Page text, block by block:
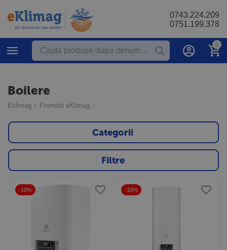
0743.224.209
0751.199.378
0
Boilere
Eklimag / Promotii eKlimag /
Categorii
Filtre
-10% -10%